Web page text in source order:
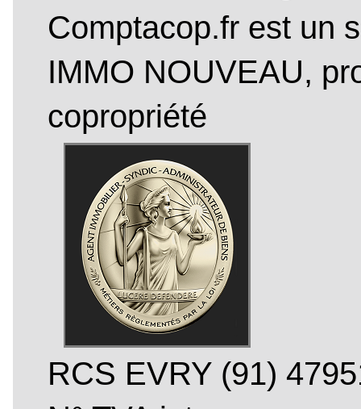
Comptacop.fr est un
IMMO NOUVEAU,
copropriété
RCS EVRY (91)